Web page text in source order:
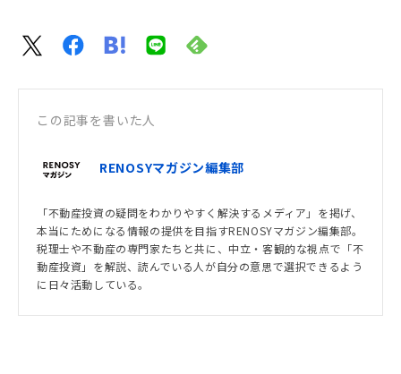
この記事を書いた人
RENOSYマガジン編集部
「不動産投資の疑問をわかりやすく解決するメディア」を掲げ、
本当にためになる情報の提供を目指すRENOSYマガジン編集部。
税理士や不動産の専門家たちと共に、中立・客観的な視点で「不
動産投資」を解説、読んでいる人が自分の意思で選択できるよう
に日々活動している。